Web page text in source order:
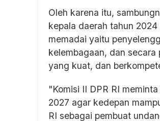
Oleh karena itu,
kepala daerah tahun
memadai yaitu
kelembagaan, dan
yang kuat, dan
"Komisi II DPR RI
2027 agar kedepan
RI sebagai pembuat